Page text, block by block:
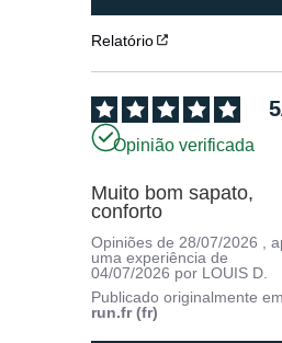
Relatório
5
Opinião verificada
Muito bom sapato,
conforto
Opiniões de 28/07/2026
,
uma experiência de
04/07/2026 por LOUIS D.
Publicado originalmente
run.fr (fr)